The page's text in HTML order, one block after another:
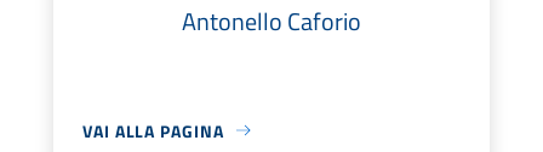
Antonello Caforio
VAI ALLA PAGINA